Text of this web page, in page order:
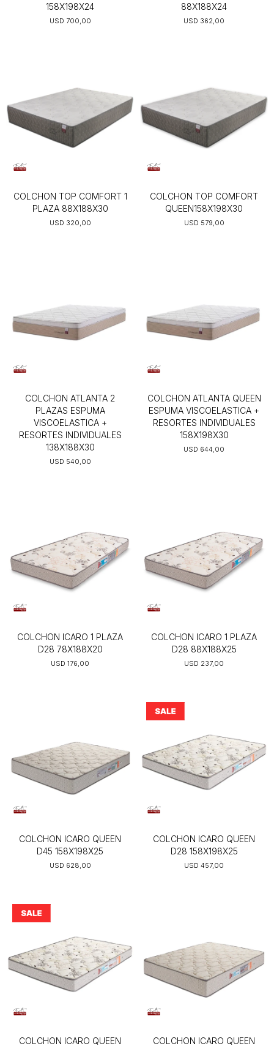
158X198X24
USD 700,00
88X188X24
USD 362,00
COLCHON TOP COMFORT 1
PLAZA 88X188X30
USD 320,00
COLCHON TOP COMFORT
QUEEN158X198X30
USD 579,00
COLCHON ATLANTA 2
PLAZAS ESPUMA
VISCOELASTICA +
RESORTES INDIVIDUALES
138X188X30
USD 540,00
COLCHON ATLANTA QUEEN
ESPUMA VISCOELASTICA +
RESORTES INDIVIDUALES
158X198X30
USD 644,00
COLCHON ICARO 1 PLAZA
D28 78X188X20
USD 176,00
COLCHON ICARO 1 PLAZA
D28 88X188X25
USD 237,00
COLCHON ICARO QUEEN
D45 158X198X25
USD 628,00
COLCHON ICARO QUEEN
D28 158X198X25
USD 457,00
COLCHON ICARO QUEEN
COLCHON ICARO QUEEN